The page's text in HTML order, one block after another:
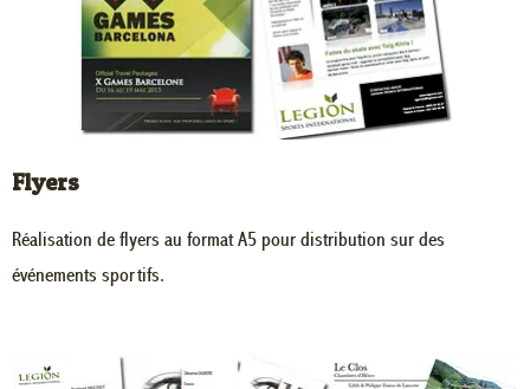
Flyers
Réalisation de flyers au format A5 pour distribution sur des
événements sportifs.